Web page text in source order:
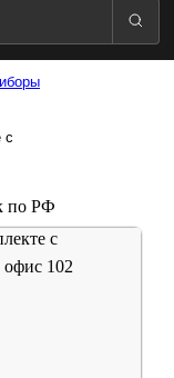
по РФ
офис 102
с